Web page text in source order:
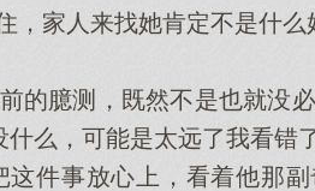
家人来找她肯定不是什么
臆测，既然不是也就没
么，可能是太远了我看错
事放心上，看着他那副